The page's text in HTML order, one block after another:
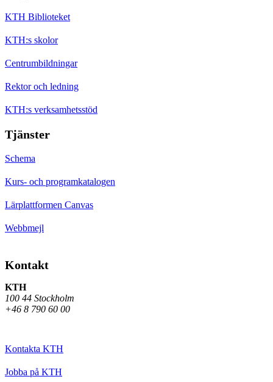
KTH Biblioteket
KTH:s skolor
Centrumbildningar
Rektor och ledning
KTH:s verksamhetsstöd
Tjänster
Schema
Kurs- och programkatalogen
Lärplattformen Canvas
Webbmejl
Kontakt
KTH
100 44 Stockholm
+46 8 790 60 00
Kontakta KTH
Jobba på KTH